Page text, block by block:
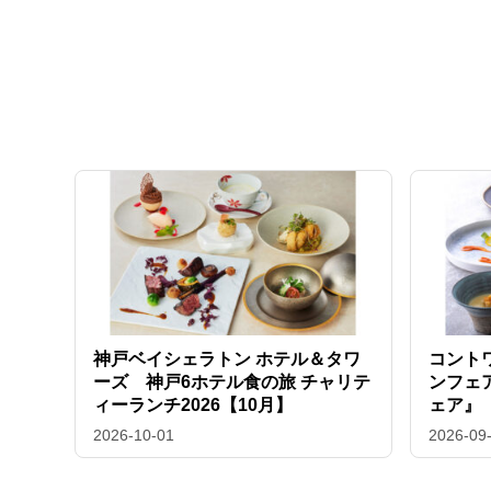
神戸ベイシェラトン ホテル＆タワ
ーズ 神戸6ホテル食の旅 チャリテ
ィーランチ2026【10月】
2026-10-01
コント
ンフェ
ェア』
2026-